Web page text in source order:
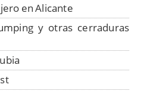
en Alicante
y otras cerraduras